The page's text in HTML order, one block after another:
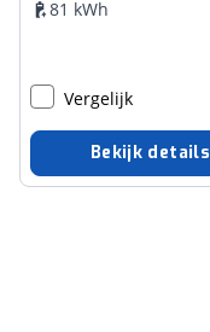
81 kWh
Vergelijk
Bekijk details